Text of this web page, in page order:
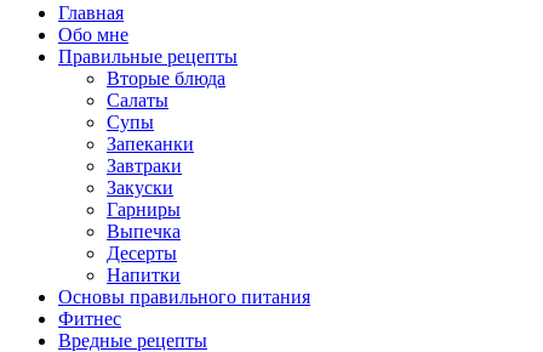
Главная
Обо мне
Правильные рецепты
Вторые блюда
Салаты
Супы
Запеканки
Завтраки
Закуски
Гарниры
Выпечка
Десерты
Напитки
Основы правильного питания
Фитнес
Вредные рецепты